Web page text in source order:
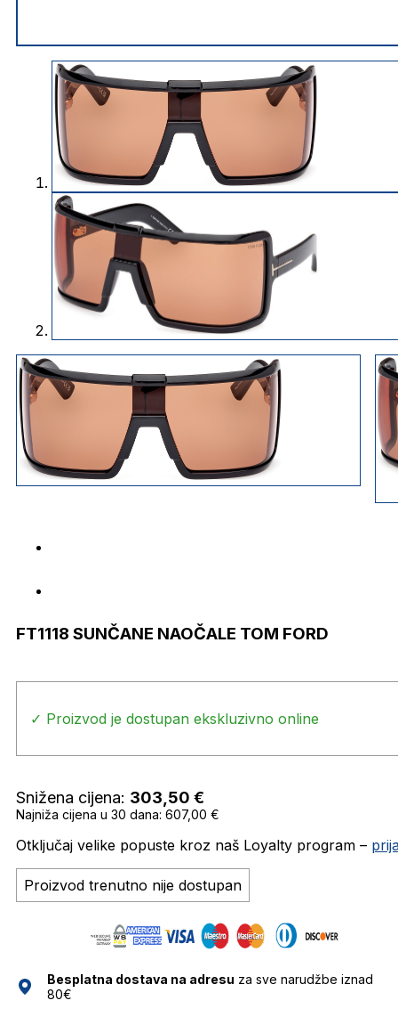
FT1118 SUNČANE NAOČALE TOM FORD
✓ Proizvod je dostupan ekskluzivno online
Snižena cijena: 303,50 €
Najniža cijena u 30 dana: 607,00 €
Otključaj velike popuste kroz naš Loyalty program –
Proizvod trenutno nije dostupan
Besplatna dostava na adresu za sve narudžbe iznad
80€